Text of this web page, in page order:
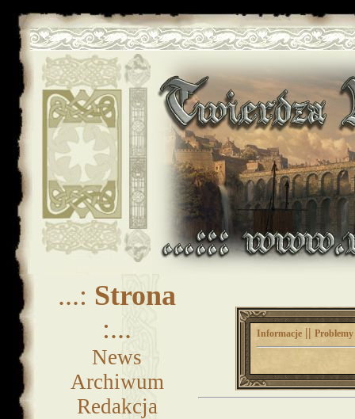
...: Strona
:...
News
Archiwum
Redakcja
Informacje ||